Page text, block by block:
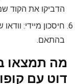
הדביקו את הקוד
חיסכון מיידי:
בהתאם.
מה תמצאו
דוט עם